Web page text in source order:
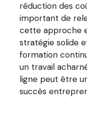
réduction des
important de
cette approche
stratégie solide
formation
un travail
ligne peut être
succès